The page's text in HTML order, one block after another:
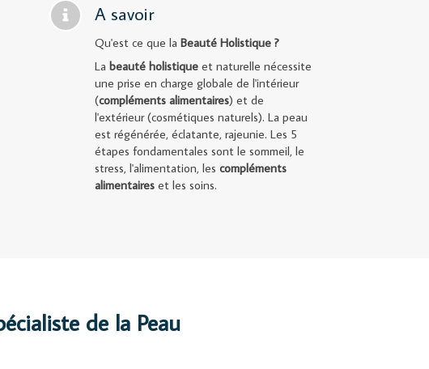
A savoir
Qu'est ce que la Beauté Holistique ?
La beauté holistiqueet naturelle nécessite
une prise en charge globale de l'intérieur
(compléments alimentaires) et de
l'extérieur (cosmétiques naturels). La peau
est régénérée, éclatante, rajeunie. Les 5
étapes fondamentales sont le sommeil, le
stress, l'alimentation, les compléments
alimentaireset les soins.
de la Peau